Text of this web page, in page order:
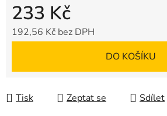
233 Kč
192,56 Kč bez DPH
DO KOŠÍKU
Tisk Zeptat se Sdílet